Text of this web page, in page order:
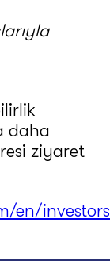
daha
ziyaret
en/